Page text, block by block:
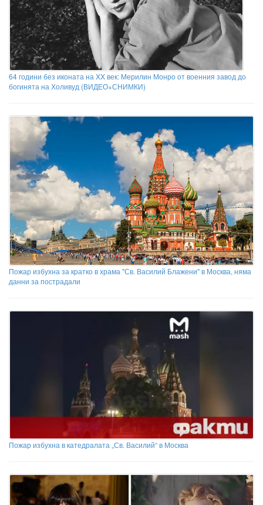
64 години без иконата на XX век: Мерилин Монро от военния завод до
богинята на Холивуд (ВИДЕО+СНИМКИ)
Пожар избухна за кратко в храма "Св. Василий Блажени" в Москва, няма
данни за пострадали
Пожар избухна в катедралата „Св. Василий“ в Москва